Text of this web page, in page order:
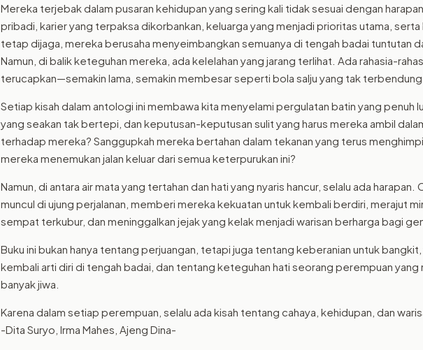
Mereka terjebak dalam pusaran kehidupan yang sering kali tidak sesuai dengan
pribadi, karier yang terpaksa dikorbankan, keluarga yang menjadi prioritas utama, serta
tetap dijaga, mereka berusaha menyeimbangkan semuanya di tengah badai tuntutan
Namun, di balik keteguhan mereka, ada kelelahan yang jarang terlihat. Ada rahasia-
terucapkan—semakin lama, semakin membesar seperti bola salju yang tak terbendung.
Setiap kisah dalam antologi ini membawa kita menyelami pergulatan batin yang penuh
yang seakan tak bertepi, dan keputusan-keputusan sulit yang harus mereka ambil
terhadap mereka? Sanggupkah mereka bertahan dalam tekanan yang terus
mereka menemukan jalan keluar dari semua keterpurukan ini?
Namun, di antara air mata yang tertahan dan hati yang nyaris hancur, selalu ada harapan.
muncul di ujung perjalanan, memberi mereka kekuatan untuk kembali berdiri, merajut
sempat terkubur, dan meninggalkan jejak yang kelak menjadi warisan berharga bagi
Buku ini bukan hanya tentang perjuangan, tetapi juga tentang keberanian untuk
kembali arti diri di tengah badai, dan tentang keteguhan hati seorang perempuan yang
banyak jiwa.
Karena dalam setiap perempuan, selalu ada kisah tentang cahaya, kehidupan, dan
-Dita Suryo, Irma Mahes, Ajeng Dina-